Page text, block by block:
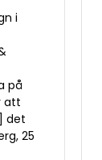
i
på
att
det
25